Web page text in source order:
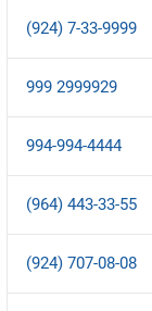
(924) 7-33-9999
999 2999929
994-994-4444
(964) 443-33-55
(924) 707-08-08